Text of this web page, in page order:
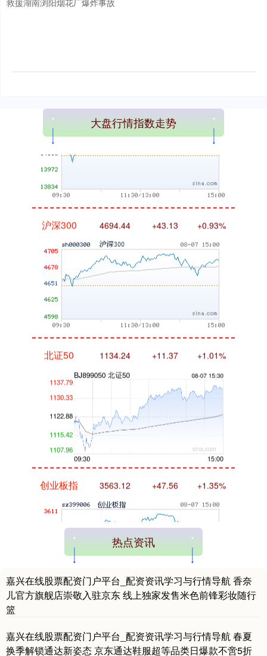
救援湖南浏阳烟花厂爆炸事故
大盘行情指数走势
热点资讯
嘉兴在线股票配资门户平台_配资资讯学习与行情导航 香奈
儿官方旗舰店崇敬入驻京东 线上独家发售米色前锋彩妆随行
篮
嘉兴在线股票配资门户平台_配资资讯学习与行情导航 春夏
换季解锁通达新姿态 京东通达鞋服超等品类日爆款不啻5折